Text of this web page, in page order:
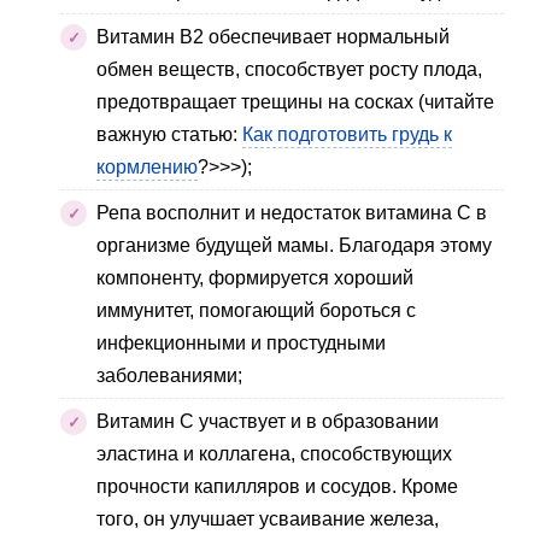
Витамин В2 обеспечивает нормальный
обмен веществ, способствует росту плода,
предотвращает трещины на сосках (читайте
важную статью: Как подготовить грудь к
кормлению?>>>);
Репа восполнит и недостаток витамина С в
организме будущей мамы. Благодаря этому
компоненту, формируется хороший
иммунитет, помогающий бороться с
инфекционными и простудными
заболеваниями;
Витамин С участвует и в образовании
эластина и коллагена, способствующих
прочности капилляров и сосудов. Кроме
того, он улучшает усваивание железа,